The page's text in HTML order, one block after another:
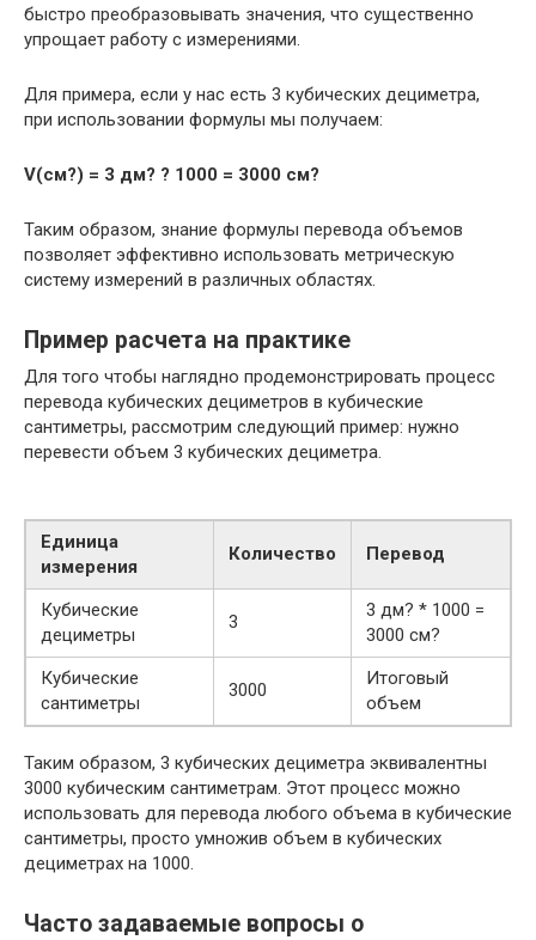
быстро преобразовывать значения, что существенно
упрощает работу с измерениями.
Для примера, если у нас есть 3 кубических дециметра,
при использовании формулы мы получаем:
V(см?) = 3 дм? ? 1000 = 3000 см?
Таким образом, знание формулы перевода объемов
позволяет эффективно использовать метрическую
систему измерений в различных областях.
Пример расчета на практике
Для того чтобы наглядно продемонстрировать процесс
перевода кубических дециметров в кубические
сантиметры, рассмотрим следующий пример: нужно
перевести объем 3 кубических дециметра.
Единица
измерения
Количество Перевод
Кубические
дециметры
3
3 дм? * 1000 =
3000 см?
Кубические
сантиметры
3000
Итоговый
объем
Таким образом, 3 кубических дециметра эквивалентны
3000 кубическим сантиметрам. Этот процесс можно
использовать для перевода любого объема в кубические
сантиметры, просто умножив объем в кубических
дециметрах на 1000.
Часто задаваемые вопросы о